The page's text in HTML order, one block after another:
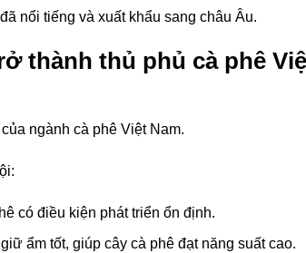
nổi tiếng và xuất khẩu sang châu Âu.
thành thủ phủ cà phê
ngành cà phê Việt Nam.
có điều kiện phát triển ổn định.
ẩm tốt, giúp cây cà phê đạt năng suất cao.